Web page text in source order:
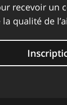
recevoir un
qualité de